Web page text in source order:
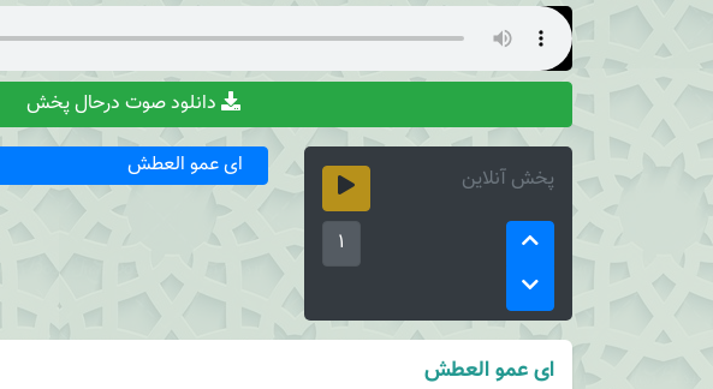
دانلود صوت درحال پخش
پخش آنلاین
1
ای عمو العطش
ای عمو العطش